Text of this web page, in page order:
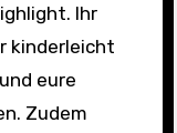
Ihr
kinderleicht
eure
Zudem